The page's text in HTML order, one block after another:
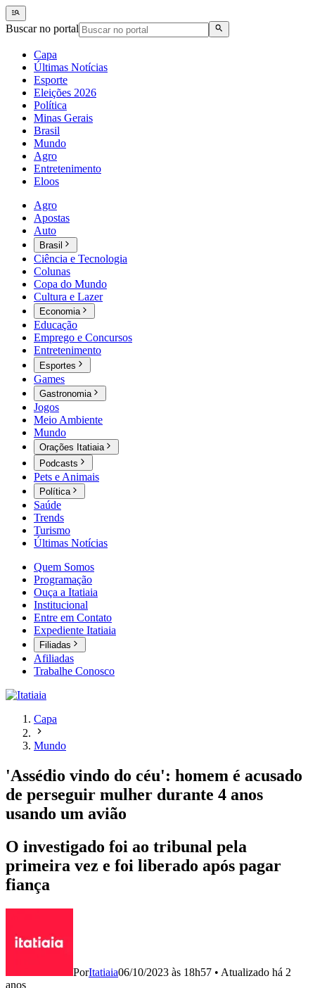
Buscar no portal
Capa
Últimas Notícias
Esporte
Eleições 2026
Política
Minas Gerais
Brasil
Mundo
Agro
Entretenimento
Eloos
Agro
Apostas
Auto
Brasil
Ciência e Tecnologia
Colunas
Copa do Mundo
Cultura e Lazer
Economia
Educação
Emprego e Concursos
Entretenimento
Esportes
Games
Gastronomia
Jogos
Meio Ambiente
Mundo
Orações Itatiaia
Podcasts
Pets e Animais
Política
Saúde
Trends
Turismo
Últimas Notícias
Quem Somos
Programação
Ouça a Itatiaia
Institucional
Entre em Contato
Expediente Itatiaia
Filiadas
Afiliadas
Trabalhe Conosco
Capa
Mundo
'Assédio vindo do céu': homem é acusado
de perseguir mulher durante 4 anos
usando um avião
O investigado foi ao tribunal pela
primeira vez e foi liberado após pagar
fiança
PorItatiaia06/10/2023 às 18h57 • Atualizado há 2
anos